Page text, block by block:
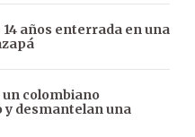
años enterrada en una
un colombiano
y desmantelan una